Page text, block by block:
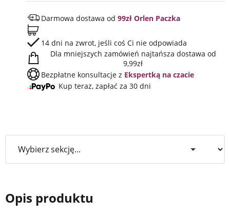
Darmowa dostawa od 99zł Orlen Paczka
14 dni na zwrot, jeśli coś Ci nie odpowiada
Dla mniejszych zamówień najtańsza dostawa od
9,99zł
Bezpłatne konsultacje z Ekspertką na czacie
Kup teraz, zapłać za 30 dni
Opis produktu